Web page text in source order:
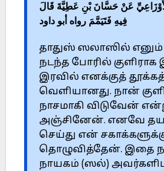
عَنْ حَسَّانَ بْنِ عَطِيَّةَ قَالَ
فِيهِ فَتَيَمَّمَ رواه أبو داود
தாதுஸ் ஸலாஸில்
நடந்த போரில் குளிராக
இரவில் எனக்குத்
வெளியானது. நான்
நாசமாகி விடுவேன்
அஞ்சினேன். எனவே
செய்து என்
தொழுவித்தேன். இதை
நாயகம் (ஸல்)